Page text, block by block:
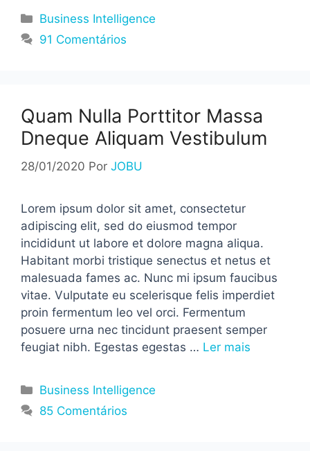
Categorias
Business Intelligence
91 Comentários
Quam Nulla Porttitor Massa
Dneque Aliquam Vestibulum
28/01/2020 Por JOBU
Lorem ipsum dolor sit amet, consectetur
adipiscing elit, sed do eiusmod tempor
incididunt ut labore et dolore magna aliqua.
Habitant morbi tristique senectus et netus et
malesuada fames ac. Nunc mi ipsum faucibus
vitae. Vulputate eu scelerisque felis imperdiet
proin fermentum leo vel orci. Fermentum
posuere urna nec tincidunt praesent semper
feugiat nibh. Egestas egestas … Ler mais
Categorias
Business Intelligence
85 Comentários